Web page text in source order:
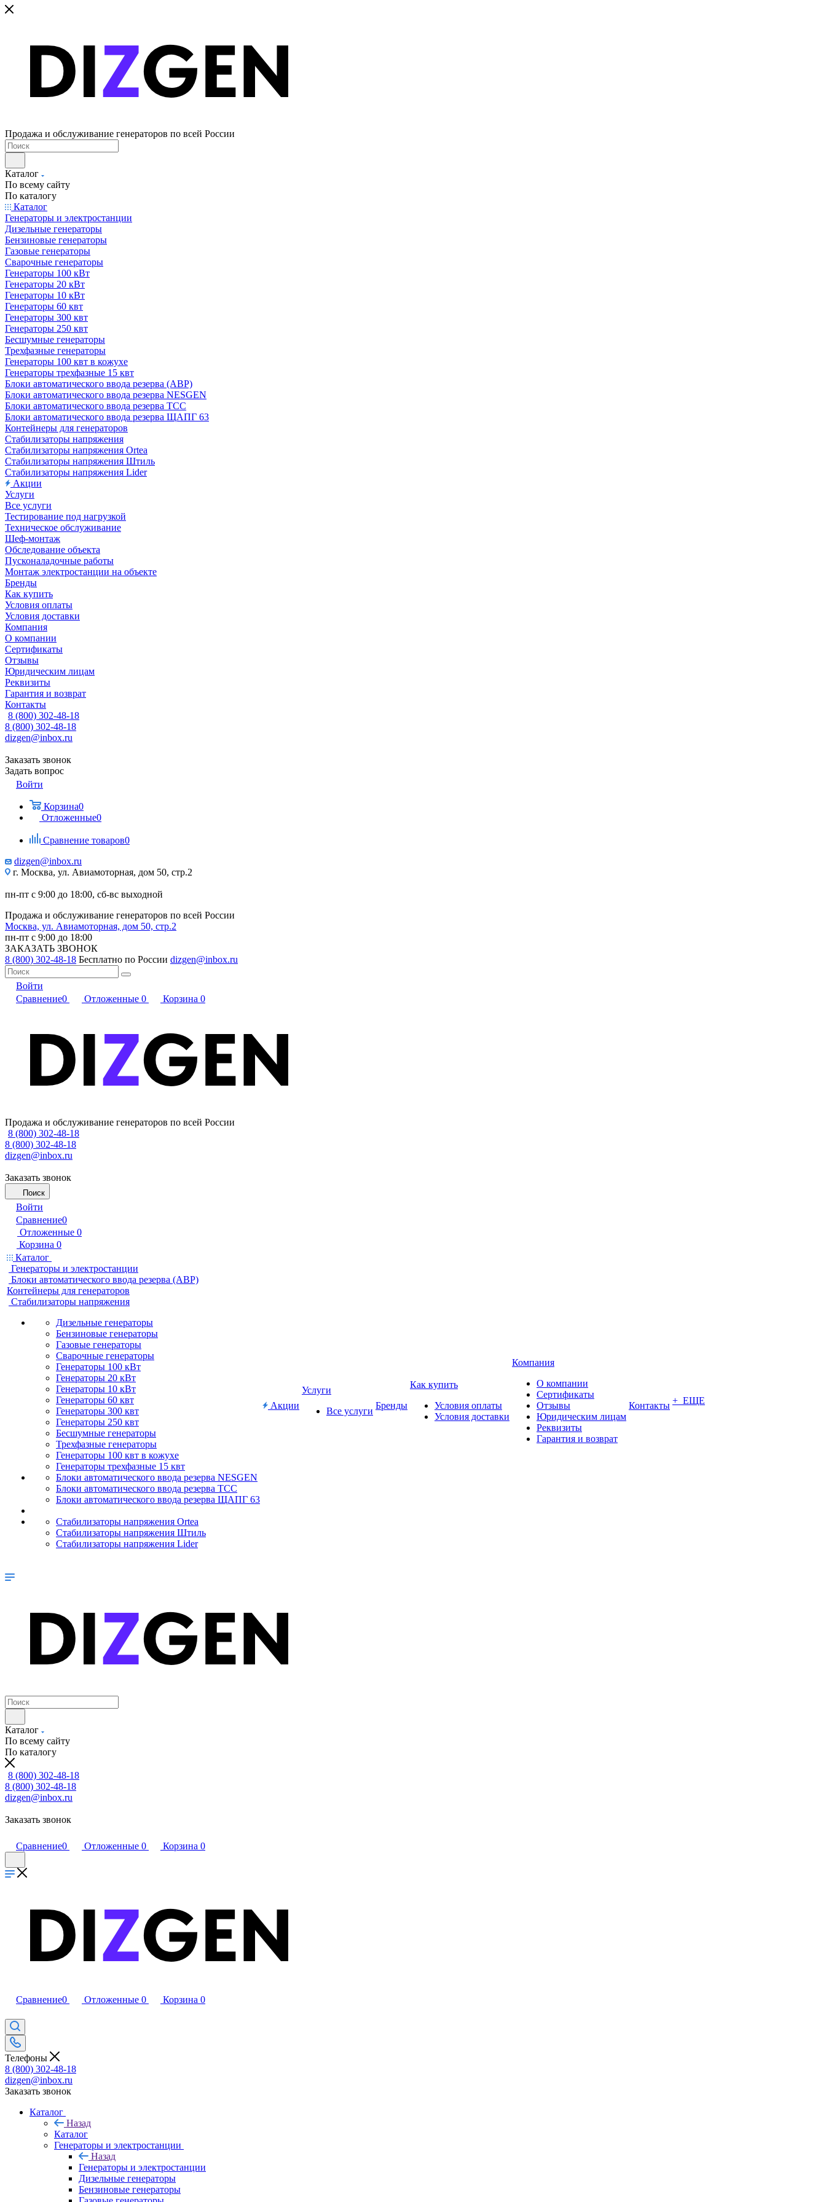
Продажа и обслуживание генераторов по всей России
Каталог
По всему сайту
По каталогу
Каталог
Генераторы и электростанции
Дизельные генераторы
Бензиновые генераторы
Газовые генераторы
Сварочные генераторы
Генераторы 100 кВт
Генераторы 20 кВт
Генераторы 10 кВт
Генераторы 60 квт
Генераторы 300 квт
Генераторы 250 квт
Бесшумные генераторы
Трехфазные генераторы
Генераторы 100 квт в кожухе
Генераторы трехфазные 15 квт
Блоки автоматического ввода резерва (АВР)
Блоки автоматического ввода резерва NESGEN
Блоки автоматического ввода резерва ТСС
Блоки автоматического ввода резерва ЩАПГ 63
Контейнеры для генераторов
Стабилизаторы напряжения
Стабилизаторы напряжения Ortea
Стабилизаторы напряжения Штиль
Стабилизаторы напряжения Lider
Акции
Услуги
Все услуги
Тестирование под нагрузкой
Техническое обслуживание
Шеф-монтаж
Обследование объекта
Пусконаладочные работы
Монтаж электростанции на объекте
Бренды
Как купить
Условия оплаты
Условия доставки
Компания
О компании
Сертификаты
Отзывы
Юридическим лицам
Реквизиты
Гарантия и возврат
Контакты
8 (800) 302-48-18
8 (800) 302-48-18
dizgen@inbox.ru
Заказать звонок
Задать вопрос
Войти
Корзина0
Отложенные0
Сравнение товаров0
dizgen@inbox.ru
г. Москва, ул. Авиамоторная, дом 50, стр.2
пн-пт с 9:00 до 18:00, сб-вс выходной
Продажа и обслуживание генераторов по всей России
Москва, ул. Авиамоторная, дом 50, стр.2
пн-пт с 9:00 до 18:00
ЗАКАЗАТЬ ЗВОНОК
8 (800) 302-48-18 Бесплатно по России dizgen@inbox.ru
Войти
Сравнение0 Отложенные 0 Корзина 0
Продажа и обслуживание генераторов по всей России
8 (800) 302-48-18
8 (800) 302-48-18
dizgen@inbox.ru
Заказать звонок
Поиск
Войти
Сравнение0
Отложенные 0
Корзина 0
Каталог
Генераторы и электростанции
Блоки автоматического ввода резерва (АВР)
Контейнеры для генераторов
Стабилизаторы напряжения
Дизельные генераторы
Бензиновые генераторы
Газовые генераторы
Сварочные генераторы
Генераторы 100 кВт
Генераторы 20 кВт
Генераторы 10 кВт
Генераторы 60 квт
Генераторы 300 квт
Генераторы 250 квт
Бесшумные генераторы
Трехфазные генераторы
Генераторы 100 квт в кожухе
Генераторы трехфазные 15 квт
Блоки автоматического ввода резерва NESGEN
Блоки автоматического ввода резерва ТСС
Блоки автоматического ввода резерва ЩАПГ 63
Стабилизаторы напряжения Ortea
Стабилизаторы напряжения Штиль
Стабилизаторы напряжения Lider
Акции
Услуги
Все услуги
Бренды
Как купить
Условия оплаты
Условия доставки
Компания
О компании
Сертификаты
Отзывы
Юридическим лицам
Реквизиты
Гарантия и возврат
Контакты + ЕЩЕ
Каталог
По всему сайту
По каталогу
8 (800) 302-48-18
8 (800) 302-48-18
dizgen@inbox.ru
Заказать звонок
Сравнение0 Отложенные 0 Корзина 0
Сравнение0 Отложенные 0 Корзина 0
Телефоны
8 (800) 302-48-18
dizgen@inbox.ru
Заказать звонок
Каталог
Назад
Каталог
Генераторы и электростанции
Назад
Генераторы и электростанции
Дизельные генераторы
Бензиновые генераторы